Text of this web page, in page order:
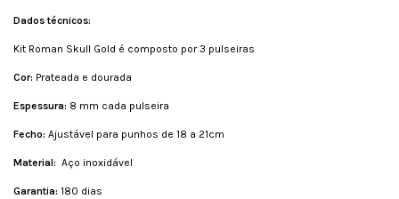
Dados técnicos:
Kit Roman Skull Gold é composto por 3 pulseiras
Cor: Prateada e dourada
Espessura: 8 mm cada pulseira
Fecho: Ajustável para punhos de 18 a 21cm
Material: Aço inoxidável
Garantia: 180 dias